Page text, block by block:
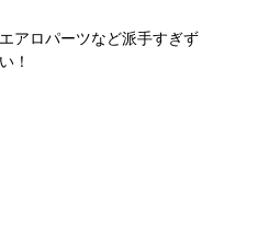
アロパーツなど派手すぎず
！